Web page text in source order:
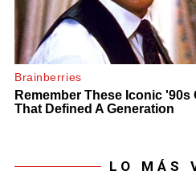
LO MÁS